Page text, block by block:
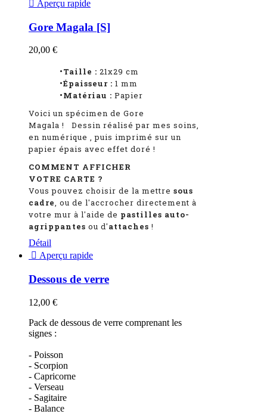
 Aperçu rapide
Gore Magala [S]
20,00 €
•Taille : 21x29 cm
•Épaisseur : 1 mm
•Matériau : Papier
Voici un spécimen de Gore
Magala !
Dessin réalisé par mes soins,
en numérique , puis imprimé sur un
papier épais avec effet doré !
COMMENT AFFICHER
VOTRE CARTE ?
Vous pouvez choisir de la mettre sous
cadre, ou de l'accrocher directement à
votre mur à l'aide de pastilles auto-
agrippantes ou d'attaches !
Détail
 Aperçu rapide
Dessous de verre
12,00 €
Pack de dessous de verre comprenant les
signes :
- Poisson
- Scorpion
- Capricorne
- Verseau
- Sagitaire
- Balance